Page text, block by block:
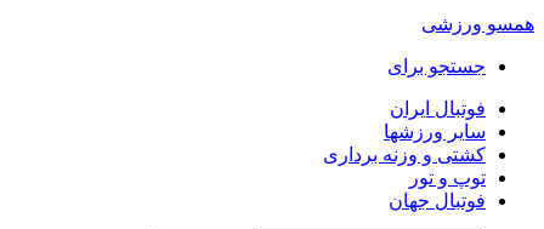
همسو ورزشی
جستجو برای
فوتبال ایران
سایر ورزشها
کشتی و وزنه برداری
توپ و تور
فوتبال جهان